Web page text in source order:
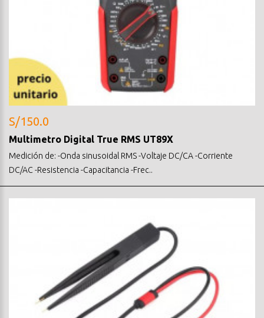
S/150.0
Multimetro Digital True RMS UT89X
Medición de: -Onda sinusoidal RMS -Voltaje DC/CA -Corriente
DC/AC -Resistencia -Capacitancia -Frec..